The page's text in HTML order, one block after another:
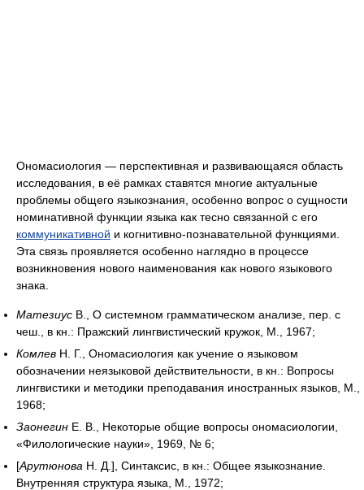
Ономасиология — перспективная и развивающаяся область
исследования, в её рамках ставятся многие актуальные
проблемы общего языкознания, особенно вопрос о сущности
номинативной функции языка как тесно связанной с его
коммуникативной и когнитивно-познавательной функциями.
Эта связь проявляется особенно наглядно в процессе
возникновения нового наименования как нового языкового
знака.
Матезиус В., О системном грамматическом анализе, пер. с
чеш., в кн.: Пражский лингвистический кружок, М., 1967;
Комлев Н. Г., Ономасиология как учение о языковом
обозначении неязыковой действительности, в кн.: Вопросы
лингвистики и методики преподавания иностранных языков, М.,
1968;
Заонегин Е. В., Некоторые общие вопросы ономасиологии,
«Филологические науки», 1969, № 6;
[Арутюнова Н. Д.], Синтаксис, в кн.: Общее языкознание.
Внутренняя структура языка, М., 1972;